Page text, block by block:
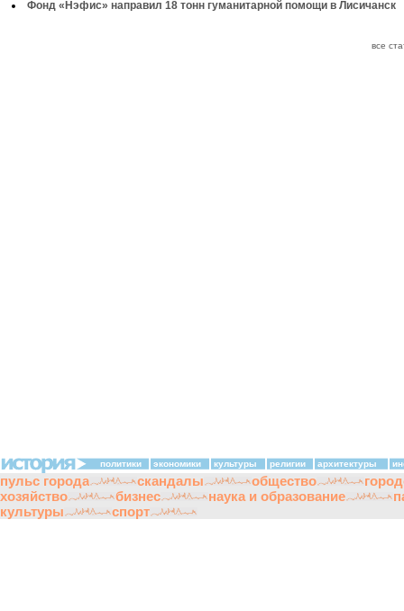
Фонд «Нэфис» направил 18 тонн гуманитарной помощи в Лисичанск
все
политики экономики культуры религии архитектуры
пульс города скандалы общество
хозяйство
бизнес наука и образование
культуры
спорт